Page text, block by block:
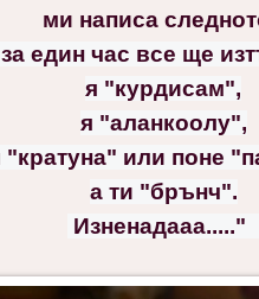
ми написа
един час все ще
я "курдисам",
я "аланкоолу",
"кратуна" или поне
а ти "брънч".
Изненадааа....."